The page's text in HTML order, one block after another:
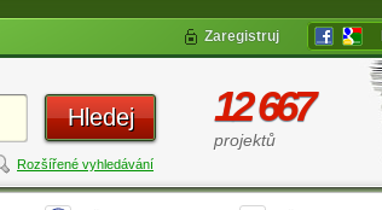
Zaregistruj
Hledej
Rozšířené vyhledávání
12 667
projektů